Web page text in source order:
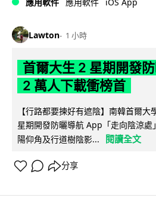
Lawton 1 小時
首爾大生 2 星期開發
2 萬人下載衝榜首
【行路都要揀好有遮陰】南韓首爾
星期開發防曬導航 App「走向陰涼
陽仰角及行道樹陰影...
閱讀全文
分享